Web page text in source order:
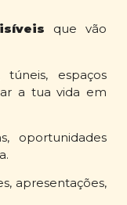
que vão
túneis, espaços
a tua vida em
oportunidades
apresentações,